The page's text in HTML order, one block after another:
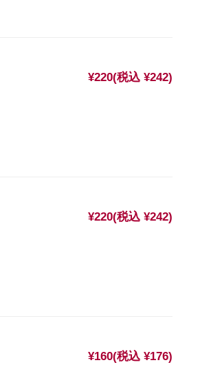
¥220(税込 ¥242)
¥220(税込 ¥242)
¥160(税込 ¥176)